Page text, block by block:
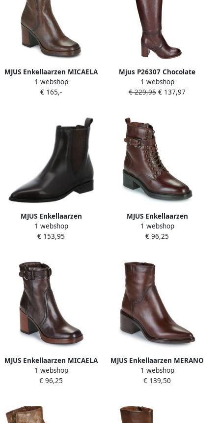
MJUS Enkellaarzen MICAELA
SIMP
1 webshop
€ 165,-
Mjus P26307 Chocolate
Brown
1 webshop
€ 229,95 € 137,97
MJUS Enkellaarzen
1 webshop
€ 153,95
MJUS Enkellaarzen
CORTINELLA
1 webshop
€ 96,25
MJUS Enkellaarzen MICAELA
BUCLKE
1 webshop
€ 96,25
MJUS Enkellaarzen MERANO
1 webshop
€ 139,50